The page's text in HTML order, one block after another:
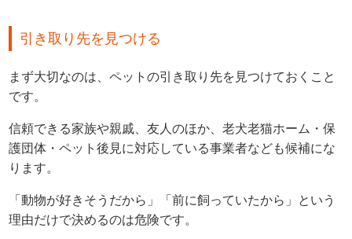
引き取り先を見つける
まず大切なのは、ペットの引き取り先を見つけておくこと
です。
信頼できる家族や親戚、友人のほか、老犬老猫ホーム・保
護団体・ペット後見に対応している事業者なども候補にな
ります。
「動物が好きそうだから」「前に飼っていたから」という
理由だけで決めるのは危険です。